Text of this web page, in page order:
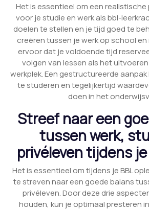
Het is essentieel om een realistische
voor je studie en werk als bbl-
doelen te stellen en je tijd goed te
creëren tussen je werk op school en
ervoor dat je voldoende tijd
volgen van lessen als het
werkplek. Een gestructureerde
te studeren en tegelijkertijd
doen in het
Streef naar een
tussen werk,
privéleven tijdens
Het is essentieel om tijdens je BBL
te streven naar een goede balans
privéleven. Door deze drie
houden, kun je optimaal presteren